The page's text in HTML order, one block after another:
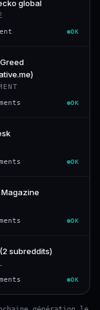
global
OK
OK
OK
OK
subreddits)
OK